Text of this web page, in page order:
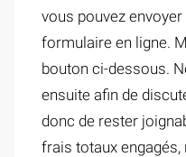
vous pouvez
formulaire en ligne.
bouton ci-dessous.
ensuite afin de
donc de rester
frais totaux